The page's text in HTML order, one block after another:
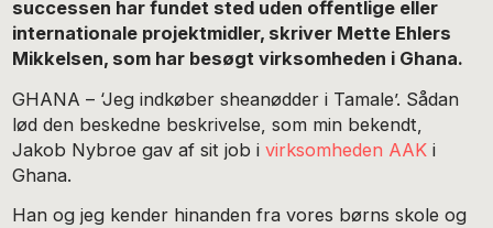
successen har fundet sted uden offentlige eller
internationale projektmidler, skriver Mette Ehlers
Mikkelsen, som har besøgt virksomheden i Ghana.
GHANA – ‘Jeg indkøber sheanødder i Tamale’. Sådan
lød den beskedne beskrivelse, som min bekendt,
Jakob Nybroe gav af sit job ivirksomheden AAK i
Ghana.
Han og jeg kender hinanden fra vores børns skole og